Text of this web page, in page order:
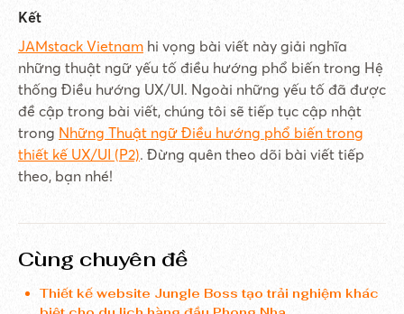
Kết
JAMstack Vietnam hi vọng bài viết này giải nghĩa
những thuật ngữ yếu tố điều hướng phổ biến trong Hệ
thống Điều hướng UX/UI. Ngoài những yếu tố đã được
đề cập trong bài viết, chúng tôi sẽ tiếp tục cập nhật
trong Những Thuật ngữ Điều hướng phổ biến trong
thiết kế UX/UI (P2). Đừng quên theo dõi bài viết tiếp
theo, bạn nhé!
Cùng chuyên đề
Thiết kế website Jungle Boss tạo trải nghiệm khác